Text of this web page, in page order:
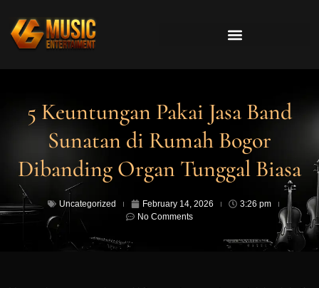
5 Keuntungan Pakai Jasa Band
Sunatan di Rumah Bogor
Dibanding Organ Tunggal Biasa
Uncategorized February 14, 2026
3:26 pm
No Comments